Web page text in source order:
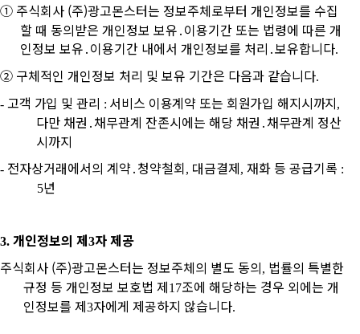
① 주식회사 (주)광고몬스터는 정보주체로부터 개인정보를 수집
할 때 동의받은 개인정보 보유․이용기간 또는 법령에 따른 개
인정보 보유․이용기간 내에서 개인정보를 처리 ․보유합니다.
② 구체적인 개인정보 처리 및 보유 기간은 다음과 같습니다.
- 고객 가입 및 관리 : 서비스 이용계약 또는 회원가입 해지시까지,
다만 채권 ․채무관계 잔존시에는 해당 채권 ․채무관계 정산
시까지
- 전자상거래에서의 계약․청약철회, 대금결제, 재화 등 공급기록 :
5년
3. 개인정보의 제3자 제공
주식회사 (주)광고몬스터는 정보주체의 별도 동의, 법률의 특별한
규정 등 개인정보 보호법 제17조에 해당하는 경우 외에는 개
인정보를 제3자에게 제공하지 않습니다.